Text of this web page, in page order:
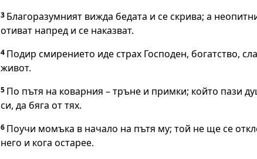
3 Благоразумният вижда бедата и се скрива; а
отиват напред и се наказват.
4 Подир смирението иде страх Господен, богатство,
живот.
5 По пътя на коварния – тръне и примки; който пази
си, да бяга от тях.
6 Поучи момъка в начало на пътя му; той не ще се
него и кога остарее.